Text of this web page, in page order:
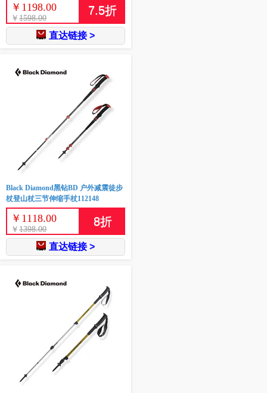
￥ 1198.00
￥ 1598.00
7.5折
直达链接 >
Black Diamond黑钻BD 户外减震徒步
杖登山杖三节伸缩手杖112148
￥ 1118.00
￥ 1398.00
8折
直达链接 >